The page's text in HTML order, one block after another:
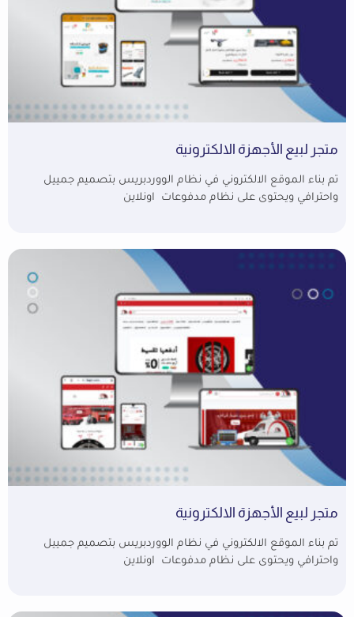
متجر لبيع الأجهزة الالكترونية
تم بناء الموقع الالكتروني في نظام الووردبريس بتصميم جمييل
واحترافي ويحتوى على نظام مدفوعات اونلاين
متجر لبيع الأجهزة الالكترونية
تم بناء الموقع الالكتروني في نظام الووردبريس بتصميم جمييل
واحترافي ويحتوى على نظام مدفوعات اونلاين